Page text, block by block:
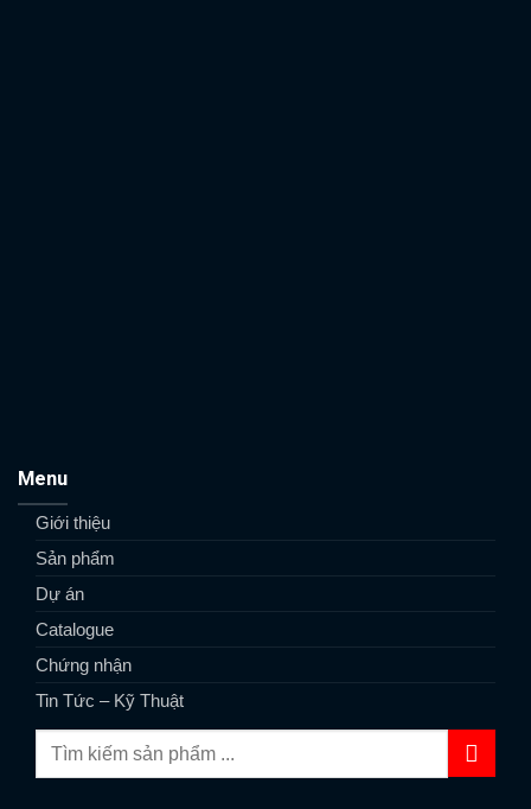
Menu
Giới thiệu
Sản phẩm
Dự án
Catalogue
Chứng nhận
Tin Tức – Kỹ Thuật